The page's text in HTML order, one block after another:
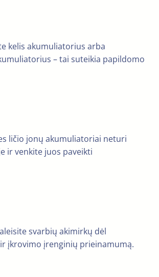
kelis akumuliatorius arba
– tai suteikia papildomo
ličio jonų akumuliatoriai neturi
ir venkite juos paveikti
svarbių akimirkų dėl
įkrovimo įrenginių prieinamumą.